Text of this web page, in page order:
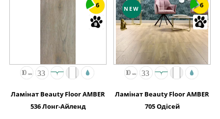
6
Ламінат Beauty Floor AMBER
536 Лонг-Айленд
NEW 6
Ламінат Beauty Floor AMBER
705 Одісей